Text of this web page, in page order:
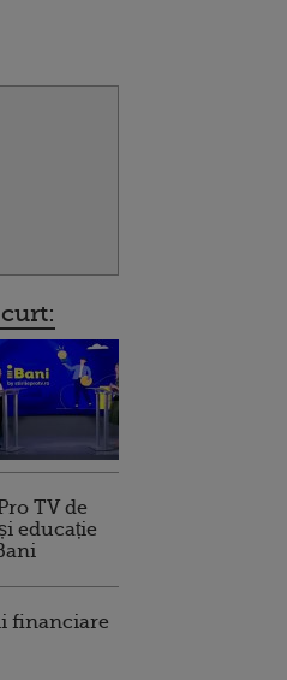
TV de
educație
financiare